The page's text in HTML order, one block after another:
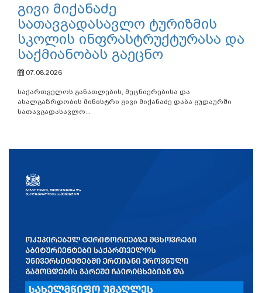
გივი მიქანაძე
სათავგადასავლო ტურიზმის
სკოლის ინფრასტრუქტურასა და
საქმიანობას გაეცნო
07.08.2026
საქართველოს განათლების, მეცნიერებისა და
ახალგაზრდობის მინისტრი გივი მიქანაძე დაბა გუდაურში
სათავგადასავლო...